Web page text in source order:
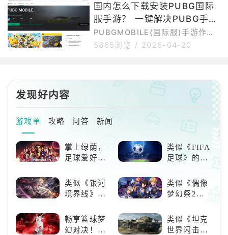
对于大陆玩家来说，PUBGMOBIL
E国际服的下载安装和更新，和普
上，PUBG45000041d并不是游
戏文件损坏导致的错误，而是与网
络连接、谷歌环境以及服务器通信
异常等问题有关。PUBG450000
41d进不去的常见原因1、网络连
易出现连接超时、数据包丢失或验
国内怎么下载安装PUBG国际
服手游？ 一键解决PUBG手游
国内下载运行问题还有免费加
速
PUBGMOBILE(国际服)手游作为
外服手游，在国内下载安装存在一
慢、下载中断或连接失败。其次是
谷歌环境依赖，部分安卓手机如果
缺少GooglePlay服务，可能无法
正常下载、更新或启动游戏。再
者，国际服还可能存在地区限制，
部分用户可能遇到商店搜不到游
戏、提示设备不兼容或安装后闪退
等情况。如果选择APK手动安
5865浏览 / 2026-04-20
发现好内容
游戏单 攻略 问答 新闻
掌上绿荫，
足球爱好者
况足球》
类似《FIFA
足球》的足
荐！快来赢
得世界冠军
类似《银河
境界线》的
类手游推
荐：极致策
类似《偶像
梦幻祭2》
游推荐：完
美还原偶像
畅享篮球梦
幻对决！
类似《坦克
世界闪击